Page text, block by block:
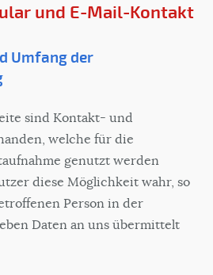
und E-Mail-Kontakt
Umfang der
sind Kontakt- und
welche für die
genutzt werden
diese Möglichkeit wahr, so
Person in der
Daten an uns übermittelt